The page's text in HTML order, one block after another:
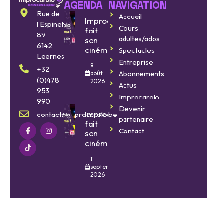
Rue de
l’Espinette
89
6142
Leernes
+32
(0)478
953
990
contact@improcarolo.be
AGENDA
Improcarolo
fait
son
cinéma
8
août
2026
Improcarolo
fait
son
cinéma
11
septembre
2026
NAVIGATION
Accueil
Cours
adultes/ados
Spectacles
Entreprise
Abonnements
Actus
Improcarolo
Devenir
partenaire
Contact